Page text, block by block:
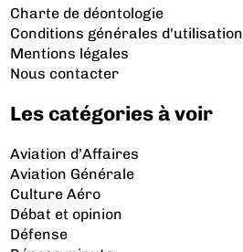
Charte de déontologie
Conditions générales d'utilisation
Mentions légales
Nous contacter
Les catégories à voir
Aviation d’Affaires
Aviation Générale
Culture Aéro
Débat et opinion
Défense